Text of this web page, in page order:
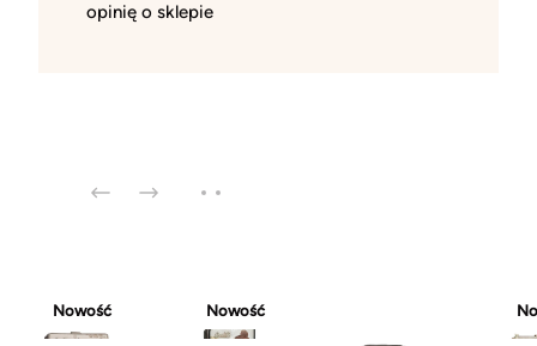
opinię o sklepie
Nowość Nowość